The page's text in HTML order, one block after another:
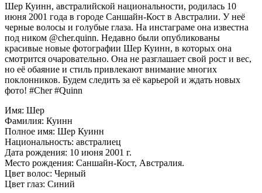
Шер Куинн, австралийской национальности, родилась 10
июня 2001 года в городе Саншайн-Кост в Австралии. У неё
черные волосы и голубые глаза. На инстаграме она известна
под ником @cher.quinn. Недавно были опубликованы
красивые новые фотографии Шер Куинн, в которых она
смотрится очаровательно. Она не разглашает свой рост и вес,
но её обаяние и стиль привлекают внимание многих
поклонников. Будем следить за её карьерой и ждать новых
фото! #Cher #Quinn
Имя: Шер
Фамилия: Куинн
Полное имя: Шер Куинн
Национальность: австралиец
Дата рождения: 10 июня 2001 г.
Место рождения: Саншайн-Кост, Австралия.
Цвет волос: Черный
Цвет глаз: Синий